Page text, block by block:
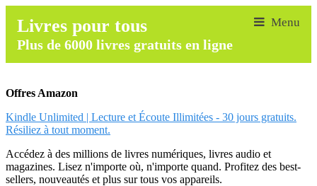
Livres pour tous
Plus de 6000 livres gratuits en ligne
Offres Amazon
Kindle Unlimited | Lecture et Écoute Illimitées - 30 jours gratuits.
Résiliez à tout moment.
Accédez à des millions de livres numériques, livres audio et
magazines. Lisez n'importe où, n'importe quand. Profitez des best-
sellers, nouveautés et plus sur tous vos appareils.